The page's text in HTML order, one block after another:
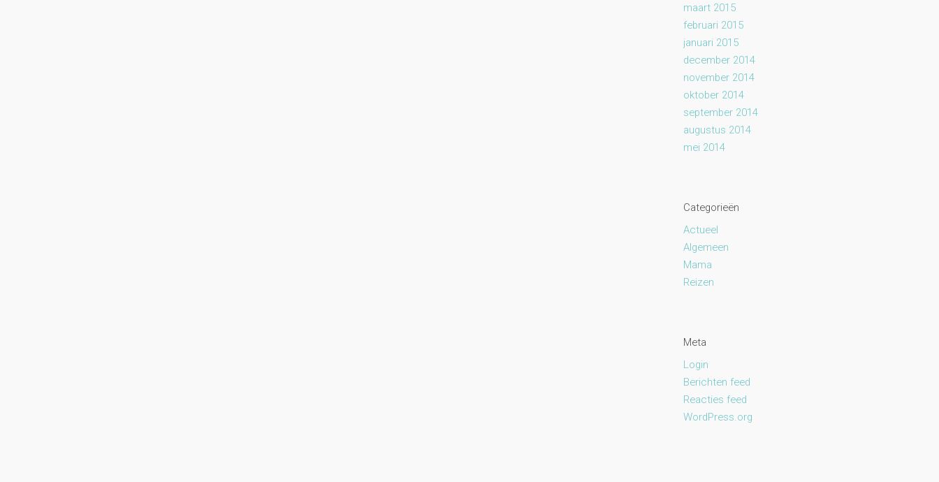
maart 2015
februari 2015
januari 2015
december 2014
november 2014
oktober 2014
september 2014
augustus 2014
mei 2014
Categorieën
Actueel
Algemeen
Mama
Reizen
Meta
Login
Berichten feed
Reacties feed
WordPress.org